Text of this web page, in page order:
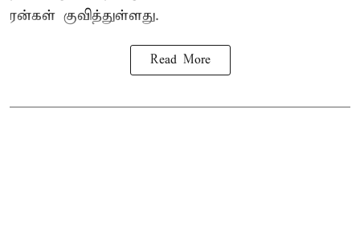
ரன்கள் குவித்துள்ளது.
Read More